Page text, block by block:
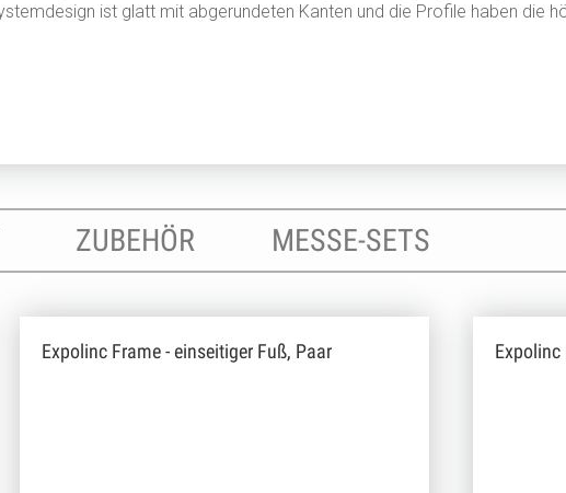
ist glatt mit abgerundeten Kanten und die Profile haben die
ZUBEHÖR MESSE-SETS
Expolinc Frame - einseitiger Fuß, Paar Expolinc